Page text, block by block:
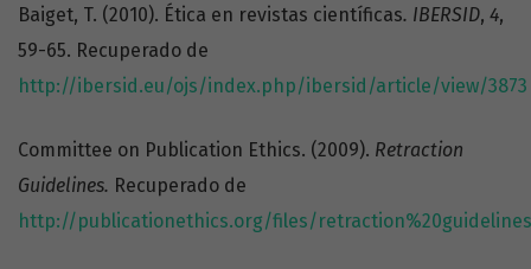
Baiget, T. (2010). Ética en revistas científicas. IBERSID, 4,
59-65. Recuperado de
http://ibersid.eu/ojs/index.php/ibersid/article/view/3873
Committee on Publication Ethics. (2009). Retraction
Guidelines. Recuperado de
http://publicationethics.org/files/